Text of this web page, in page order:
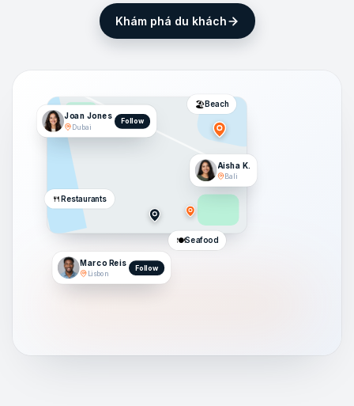
Joan Jones
Dubai
Follow
Aisha K.
Bali
Marco Reis
Lisbon
Follow
🏖️Beach
🍽️Seafood
🍴Restaurants
Khám phá du khách